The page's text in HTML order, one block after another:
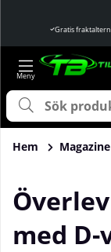
Gratis
Hem Magazine
med